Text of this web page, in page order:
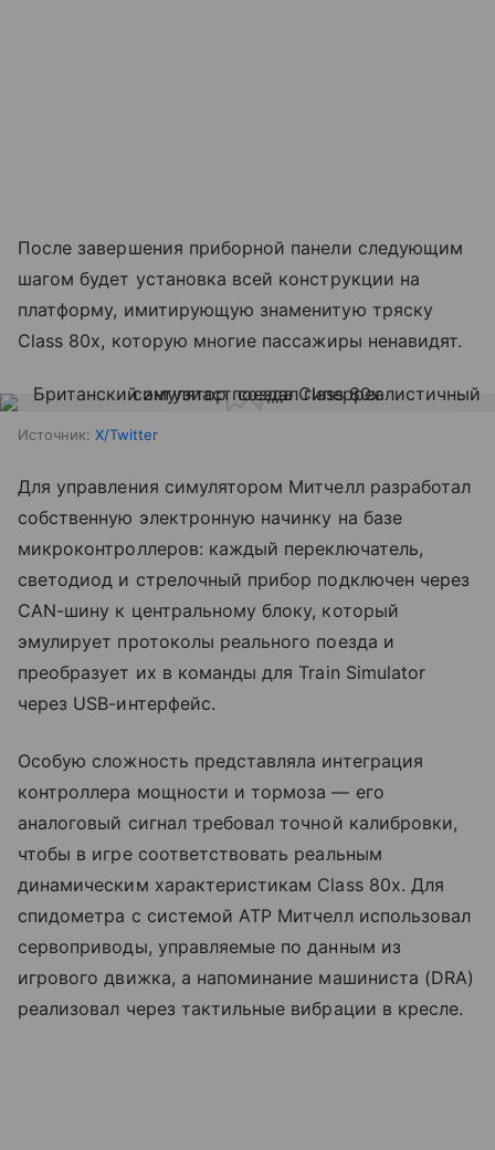
После завершения приборной панели следующим
шагом будет установка всей конструкции на
платформу, имитирующую знаменитую тряску
Class 80x, которую многие пассажиры ненавидят.
Источник: X/Twitter
Для управления симулятором Митчелл разработал
собственную электронную начинку на базе
микроконтроллеров: каждый переключатель,
светодиод и стрелочный прибор подключен через
CAN-шину к центральному блоку, который
эмулирует протоколы реального поезда и
преобразует их в команды для Train Simulator
через USB-интерфейс.
Особую сложность представляла интеграция
контроллера мощности и тормоза — его
аналоговый сигнал требовал точной калибровки,
чтобы в игре соответствовать реальным
динамическим характеристикам Class 80x. Для
спидометра с системой ATP Митчелл использовал
сервоприводы, управляемые по данным из
игрового движка, а напоминание машиниста (DRA)
реализовал через тактильные вибрации в кресле.